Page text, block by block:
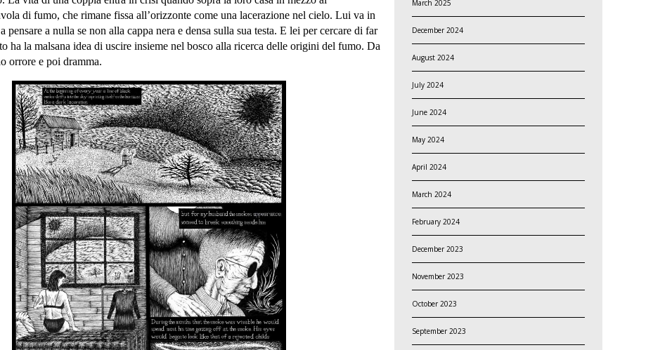
di fumo, che rimane fissa all’orizzonte come una lacerazione nel cielo. Lui va in
pensare a nulla se non alla cappa nera e densa sulla sua testa. E lei per cercare di far
ha la malsana idea di uscire insieme nel bosco alla ricerca delle origini del fumo. Da
orrore e poi dramma.
March 2025
December 2024
August 2024
July 2024
June 2024
May 2024
April 2024
March 2024
February 2024
December 2023
November 2023
October 2023
September 2023